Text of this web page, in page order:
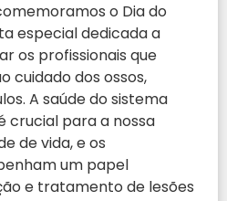
o Dia do
especial dedicada a
os profissionais que
cuidado dos ossos,
A saúde do sistema
crucial para a nossa
de vida, e os
um papel
e tratamento de lesões